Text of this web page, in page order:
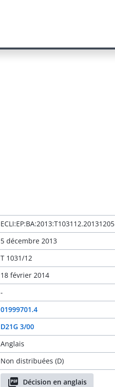
ECLI:EP:BA:2013:T103112.20131205
5 décembre 2013
T 1031/12
18 février 2014
-
01999701.4
D21G 3/00
Anglais
Non distribuées (D)
Décision en anglais